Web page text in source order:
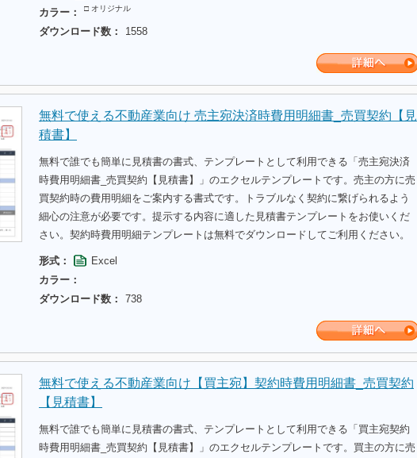
カラー：
□ オリジナル
ダウンロード数： 1558
無料で使える不動産業向け 売主宛決済時費用明細書_売買契約【見
積書】
無料で誰でも簡単に見積書の書式、テンプレートとして利用できる「売主宛決済
時費用明細書_売買契約【見積書】」のエクセルテンプレートです。売主の方に売
買契約時の費用明細をご案内する書式です。トラブルなく契約に繋げられるよう
細心の注意が必要です。提示する内容に適した見積書テンプレートをお使いくだ
さい。契約時費用明細テンプレートは無料でダウンロードしてご利用ください。
形式：
Excel
カラー：
ダウンロード数：
738
無料で使える不動産業向け【買主宛】契約時費用明細書_売買契約
【見積書】
無料で誰でも簡単に見積書の書式、テンプレートとして利用できる「買主宛契約
時費用明細書_売買契約【見積書】」のエクセルテンプレートです。買主の方に売